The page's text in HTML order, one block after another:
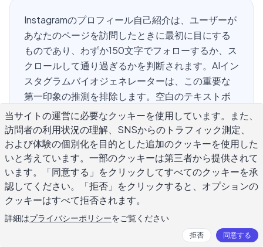
Instagramのプロフィール自己紹介は、ユーザーが
あなたのページを訪問したときに最初に目にする
ものであり、わずか150文字でフォローするか、ス
クロールして通り過ぎるかを判断されます。AIイン
スタグラムバイオジェネレーターは、この重要な
第一印象の推測を排除します。空白のテキストボ
ックスを見つめる代わりに、自分や自分のブラン
ドについて説明すると、AIは数秒で複数のバイオオ
プションを作成します。小ビジネスを運営してい
ても、コンテンツを作成していても、または個人
ブランドを構築していても、正しいバイオはプロ
フィール訪問者を忠実なフォロワーに変えます。
このガイドでは、実際に機能するプロフィール自
己紹介を書くためにAIをどのように使用するかにつ
当サイトの運営に必要なクッキーを使用しています。また、
訪問者の利用状況の理解、SNSからのトラフィック測定、
および体験の個別化を目的とした追加のクッキーを使用した
いと考えています。一部のクッキーは第三者から提供されて
います。「同意する」をクリックしてすべてのクッキーを承
認してください。「拒否」をクリックすると、オプションの
クッキーはすべて拒否されます。
詳細はプライバシーポリシーをご覧ください
拒否 同意する